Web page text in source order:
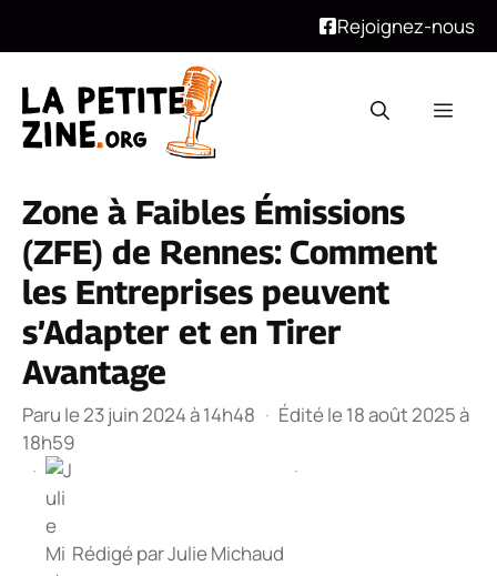
Rejoignez-nous
contenu
Zone à Faibles Émissions
(ZFE) de Rennes: Comment
les Entreprises peuvent
s’Adapter et en Tirer
Avantage
Paru le 23 juin 2024 à 14h48 · Édité le 18 août 2025 à
18h59
·
Rédigé parJulie Michaud
·